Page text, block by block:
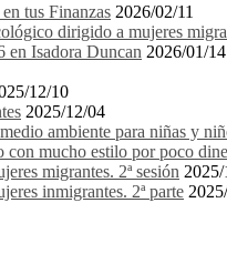
tus Finanzas 2026/02/11
dirigido a mujeres
en Isadora Duncan 2026/01/14
12/10
2025/12/04
ambiente para niñas y
con mucho estilo por poco
migrantes. 2ª sesión
inmigrantes. 2ª parte